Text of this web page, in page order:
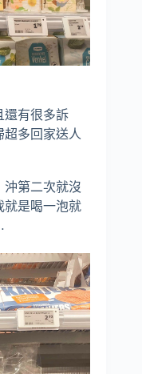
還有很多訴
超多回家送人
沖第二次就沒
就是喝一泡就